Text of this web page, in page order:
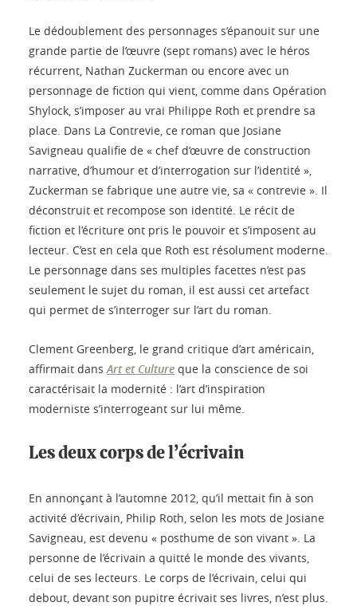
Le dédoublement des personnages s’épanouit sur une
grande partie de l’œuvre (sept romans) avec le héros
récurrent, Nathan Zuckerman ou encore avec un
personnage de fiction qui vient, comme dans Opération
Shylock, s’imposer au vrai Philippe Roth et prendre sa
place. Dans La Contrevie, ce roman que Josiane
Savigneau qualifie de « chef d’œuvre de construction
narrative, d’humour et d’interrogation sur l’identité »,
Zuckerman se fabrique une autre vie, sa « contrevie ». Il
déconstruit et recompose son identité. Le récit de
fiction et l’écriture ont pris le pouvoir et s’imposent au
lecteur. C’est en cela que Roth est résolument moderne.
Le personnage dans ses multiples facettes n’est pas
seulement le sujet du roman, il est aussi cet artefact
qui permet de s’interroger sur l’art du roman.
Clement Greenberg, le grand critique d’art américain,
affirmait dans Art et Culture que la conscience de soi
caractérisait la modernité : l’art d’inspiration
moderniste s’interrogeant sur lui même.
Les deux corps de l’écrivain
En annonçant à l’automne 2012, qu’il mettait fin à son
activité d’écrivain, Philip Roth, selon les mots de Josiane
Savigneau, est devenu « posthume de son vivant ». La
personne de l’écrivain a quitté le monde des vivants,
celui de ses lecteurs. Le corps de l’écrivain, celui qui
debout, devant son pupitre écrivait ses livres, n’est plus.